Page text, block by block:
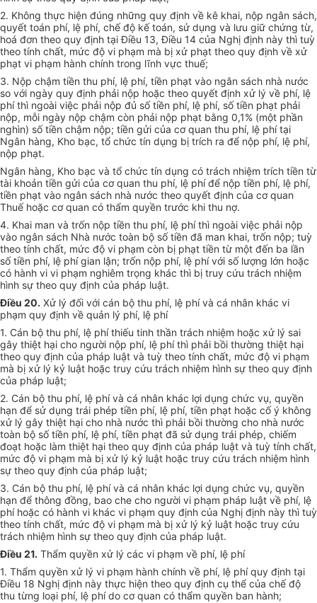
2. Không thực hiện đúng những quy định về kê khai, nộp ngân sách,
quyết toán phí, lệ phí, chế độ kế toán, sử dụng và lưu giữ chứng từ,
hoá đơn theo quy định tại Điều 13, Điều 14 của Nghị định này thì tuỳ
theo tính chất, mức độ vi phạm mà bị xử phạt theo quy định về xử
phạt vi phạm hành chính trong lĩnh vực thuế;
3. Nộp chậm tiền thu phí, lệ phí, tiền phạt vào ngân sách nhà nước
so với ngày quy định phải nộp hoặc theo quyết định xử lý về phí, lệ
phí thì ngoài việc phải nộp đủ số tiền phí, lệ phí, số tiền phạt phải
nộp, mỗi ngày nộp chậm còn phải nộp phạt bằng 0,1% (một phần
nghìn) số tiền chậm nộp; tiền gửi của cơ quan thu phí, lệ phí tại
Ngân hàng, Kho bạc, tổ chức tín dụng bị trích ra để nộp phí, lệ phí,
nộp phạt.
Ngân hàng, Kho bạc và tổ chức tín dụng có trách nhiệm trích tiền từ
tài khoản tiền gửi của cơ quan thu phí, lệ phí để nộp tiền phí, lệ phí,
tiền phạt vào ngân sách nhà nước theo quyết định của cơ quan
Thuế hoặc cơ quan có thẩm quyền trước khi thu nợ.
4. Khai man và trốn nộp tiền thu phí, lệ phí thì ngoài việc phải nộp
vào ngân sách Nhà nước toàn bộ số tiền đã man khai, trốn nộp; tuỳ
theo tính chất, mức độ vi phạm còn bị phạt tiền từ một đến ba lần
số tiền phí, lệ phí gian lận; trốn nộp phí, lệ phí với số lượng lớn hoặc
có hành vi vi phạm nghiêm trọng khác thì bị truy cứu trách nhiệm
hình sự theo quy định của pháp luật.
Điều 20. Xử lý đối với cán bộ thu phí, lệ phí và cá nhân khác vi
phạm quy định về quản lý phí, lệ phí
1. Cán bộ thu phí, lệ phí thiếu tinh thần trách nhiệm hoặc xử lý sai
gây thiệt hại cho người nộp phí, lệ phí thì phải bồi thường thiệt hại
theo quy định của pháp luật và tuỳ theo tính chất, mức độ vi phạm
mà bị xử lý kỷ luật hoặc truy cứu trách nhiệm hình sự theo quy định
của pháp luật;
2. Cán bộ thu phí, lệ phí và cá nhân khác lợi dụng chức vụ, quyền
hạn để sử dụng trái phép tiền phí, lệ phí, tiền phạt hoặc cố ý không
xử lý gây thiệt hại cho nhà nước thì phải bồi thường cho nhà nước
toàn bộ số tiền phí, lệ phí, tiền phạt đã sử dụng trái phép, chiếm
đoạt hoặc làm thiệt hại theo quy định của pháp luật và tuỳ tính chất,
mức độ vi phạm mà bị xử lý kỷ luật hoặc truy cứu trách nhiệm hình
sự theo quy định của pháp luật;
3. Cán bộ thu phí, lệ phí và cá nhân khác lợi dụng chức vụ, quyền
hạn để thông đồng, bao che cho người vi phạm pháp luật về phí, lệ
phí hoặc có hành vi khác vi phạm quy định của Nghị định này thì tuỳ
theo tính chất, mức độ vi phạm mà bị xử lý kỷ luật hoặc truy cứu
trách nhiệm hình sự theo quy định của pháp luật.
Điều 21. Thẩm quyền xử lý các vi phạm về phí, lệ phí
1. Thẩm quyền xử lý vi phạm hành chính về phí, lệ phí quy định tại
Điều 18 Nghị định này thực hiện theo quy định cụ thể của chế độ
thu từng loại phí, lệ phí do cơ quan có thẩm quyền ban hành;